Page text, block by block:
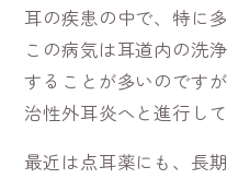
耳の疾患の中で、特に
この病気は耳道内の洗
することが多いのです
治性外耳炎へと進行し
最近は点耳薬にも、長